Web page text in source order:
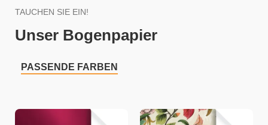
TAUCHEN SIE EIN!
Unser Bogenpapier
PASSENDE FARBEN